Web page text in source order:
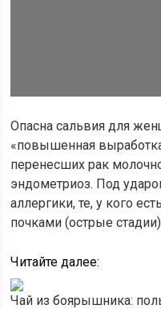
Опасна сальвия для
«повышенная
перенесших рак
эндометриоз. Под
аллергики, те, у кого
почками (острые
Читайте далее:
Чай из боярышника: